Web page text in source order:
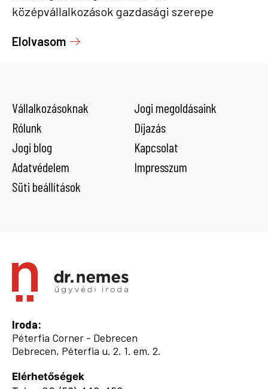
középvállalkozások gazdasági szerepe
különösen munkaerőpiaci szerepvállalásuk
háromnegyedének biztosítanak
munkalehetőséget. Mitől lehet egy vállalkozás
igazán családi? Fontos megjegyezni a
fentiekkel összefüggésben, hogy a gazdaság
mozgatórugóinak
Elolvasom
Vállalkozásoknak
Jogi megoldásaink
Rólunk
Díjazás
Jogi blog
Kapcsolat
Adatvédelem
Impresszum
Süti beállítások
Iroda:
Péterfia Corner - Debrecen
Debrecen, Péterfia u. 2. 1. em. 2.
Elérhetőségek